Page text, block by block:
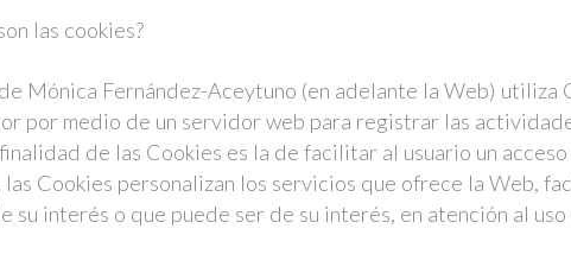
las cookies?
Mónica Fernández-Aceytuno (en adelante la Web) utiliza
por medio de un servidor web para registrar las
de las Cookies es la de facilitar al usuario un
las Cookies personalizan los servicios que ofrece la Web,
su interés o que puede ser de su interés, en atención al